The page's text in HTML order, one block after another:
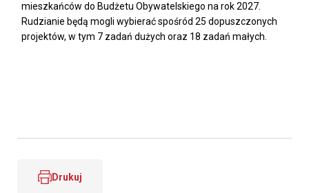
mieszkańców do Budżetu Obywatelskiego na rok 2027.
Rudzianie będą mogli wybierać spośród 25 dopuszczonych
projektów, w tym 7 zadań dużych oraz 18 zadań małych.
Drukuj